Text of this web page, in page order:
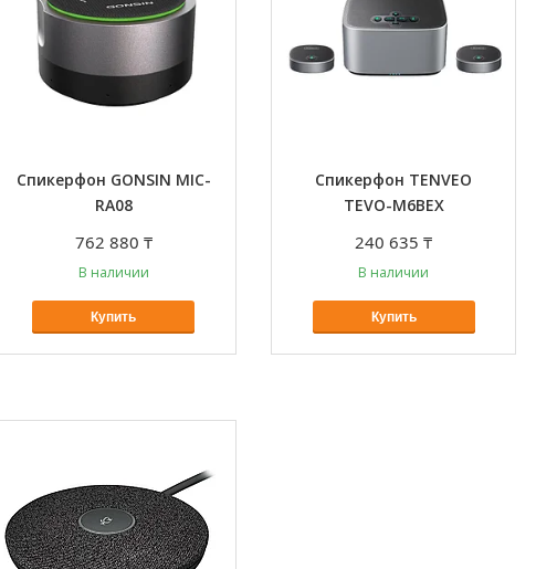
Спикерфон GONSIN MIC-
RA08
762 880 ₸
В наличии
Купить
Спикерфон TENVEO
TEVO-M6BEX
240 635 ₸
В наличии
Купить